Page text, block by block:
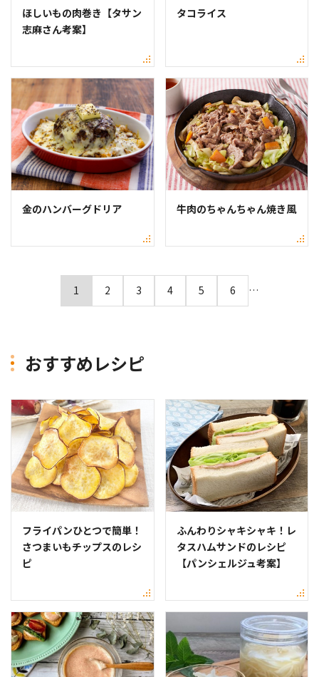
ほしいもの肉巻き【タサン
志麻さん考案】
タコライス
金のハンバーグドリア 牛肉のちゃんちゃん焼き風
1 2 3 4 5 6 …
おすすめレシピ
フライパンひとつで簡単！
さつまいもチップスのレシ
ピ
ふんわりシャキシャキ！レ
タスハムサンドのレシピ
【パンシェルジュ考案】